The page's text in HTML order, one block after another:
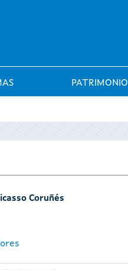
PATRIMONIO
Coruñés